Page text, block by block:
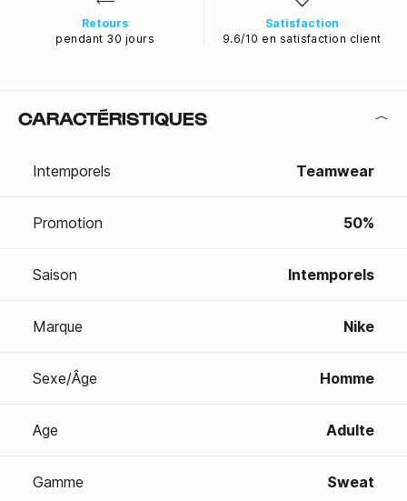
Retours
pendant 30 jours
Satisfaction
9.6/10 en satisfaction client
CARACTÉRISTIQUES
Intemporels Teamwear
Promotion 50%
Saison Intemporels
Marque Nike
Sexe/Âge Homme
Age Adulte
Gamme Sweat